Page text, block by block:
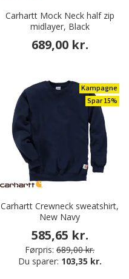
Carhartt Mock Neck half zip
midlayer, Black
689,00 kr.
Kampagne
Spar 15%
Carhartt Crewneck sweatshirt,
New Navy
585,65 kr.
Førpris: 689,00 kr.
Du sparer: 103,35 kr.